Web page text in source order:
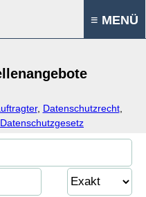
≡ MENÜ
, Datenschutzrecht,
Datenschutzgesetz